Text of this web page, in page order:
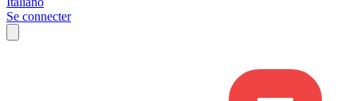
Se connecter